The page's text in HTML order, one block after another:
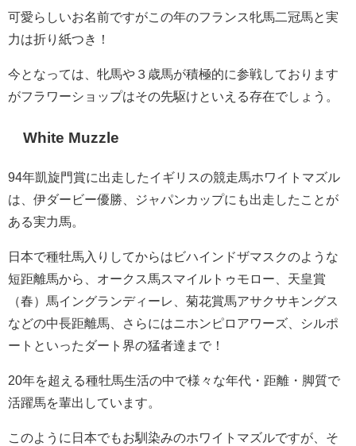
可愛らしいお名前ですがこの年のフランス牝馬二冠馬と実
力は折り紙つき！
今となっては、牝馬や３歳馬が積極的に参戦しております
がフラワーショップはその先駆けといえる存在でしょう。
White Muzzle
94年凱旋門賞に出走したイギリスの競走馬ホワイトマズル
は、伊ダービー優勝、ジャパンカップにも出走したことが
ある実力馬。
日本で種牡馬入りしてからはビハインドザマスクのような
短距離馬から、オークス馬スマイルトゥモロー、天皇賞
（春）馬イングランディーレ、菊花賞馬アサクサキングス
などの中長距離馬、さらにはニホンピロアワーズ、シルポ
ートといったダート界の猛者達まで！
20年を超える種牡馬生活の中で様々な年代・距離・脚質で
活躍馬を輩出しています。
このように日本でもお馴染みのホワイトマズルですが、そ